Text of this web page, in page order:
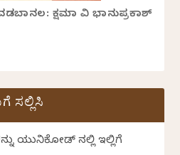
ವಡಬಾನಲ: ಕ್ಷಮಾ ವಿ ಭಾನುಪ್ರಕಾಶ್
ಸಲ್ಲಿಸಿ
ಯುನಿಕೋಡ್ ನಲ್ಲಿ ಇಲ್ಲಿಗೆ